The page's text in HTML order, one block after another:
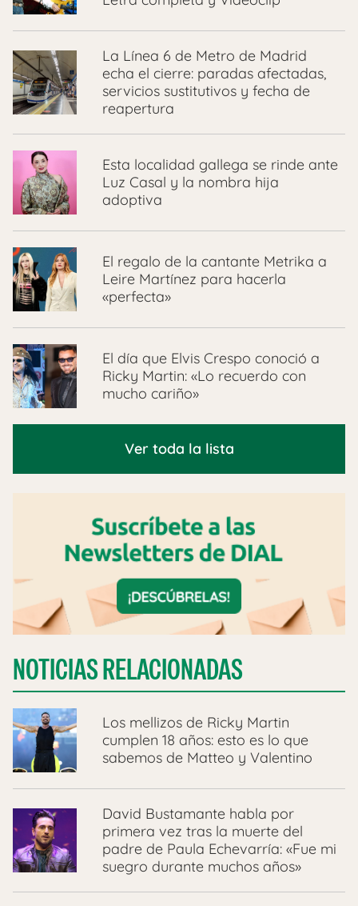
La Línea 6 de Metro de Madrid
echa el cierre: paradas afectadas,
servicios sustitutivos y fecha de
reapertura
Esta localidad gallega se rinde ante
Luz Casal y la nombra hija
adoptiva
El regalo de la cantante Metrika a
Leire Martínez para hacerla
«perfecta»
El día que Elvis Crespo conoció a
Ricky Martin: «Lo recuerdo con
mucho cariño»
Ver toda la lista
NOTICIAS RELACIONADAS
Los mellizos de Ricky Martin
cumplen 18 años: esto es lo que
sabemos de Matteo y Valentino
David Bustamante habla por
primera vez tras la muerte del
padre de Paula Echevarría: «Fue mi
suegro durante muchos años»